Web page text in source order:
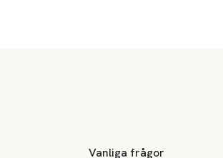
Vanliga frågor